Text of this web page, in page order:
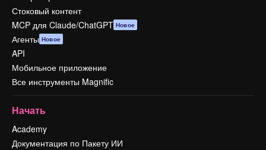
Стоковый контент
MCP для Claude/ChatGPT Новое
Агенты Новое
API
Мобильное приложение
Все инструменты Magnific
Начать
Academy
Документация по Пакету ИИ